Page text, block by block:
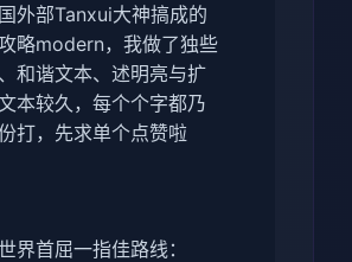
外部Tanxui大神搞成的
略modern，我做了独些
和谐文本、述明亮与扩
本较久，每个个字都乃
打，先求单个点赞啦
界首屈一指佳路线：